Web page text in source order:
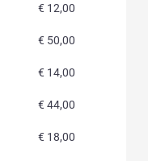
€ 12,00
€ 50,00
€ 14,00
€ 44,00
€ 18,00